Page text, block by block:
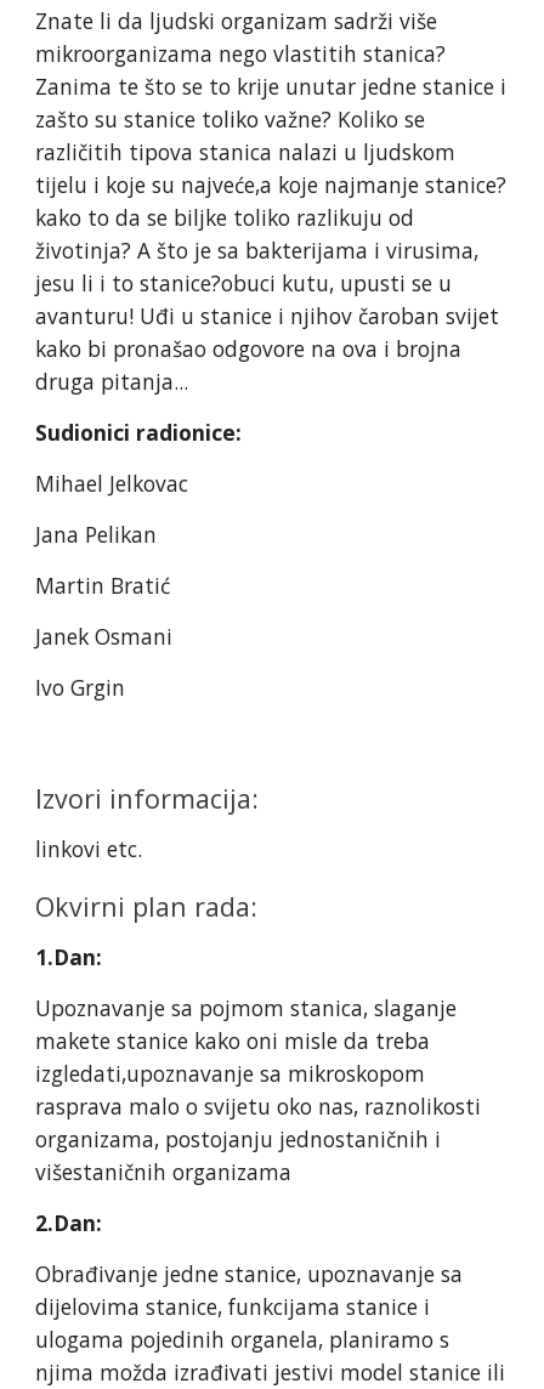
Znate li da ljudski organizam sadrži više
mikroorganizama nego vlastitih stanica?
Zanima te što se to krije unutar jedne stanice i
zašto su stanice toliko važne? Koliko se
različitih tipova stanica nalazi u ljudskom
tijelu i koje su najveće,a koje najmanje stanice?
kako to da se biljke toliko razlikuju od
životinja? A što je sa bakterijama i virusima,
jesu li i to stanice?obuci kutu, upusti se u
avanturu! Uđi u stanice i njihov čaroban svijet
kako bi pronašao odgovore na ova i brojna
druga pitanja...
Sudionici radionice:
Mihael Jelkovac
Jana Pelikan
Martin Bratić
Janek Osmani
Ivo Grgin
Izvori informacija:
linkovi etc.
Okvirni plan rada:
1.Dan:
Upoznavanje sa pojmom stanica, slaganje
makete stanice kako oni misle da treba
izgledati,upoznavanje sa mikroskopom
rasprava malo o svijetu oko nas, raznolikosti
organizama, postojanju jednostaničnih i
višestaničnih organizama
2.Dan:
Obrađivanje jedne stanice, upoznavanje sa
dijelovima stanice, funkcijama stanice i
ulogama pojedinih organela, planiramo s
njima možda izrađivati jestivi model stanice ili